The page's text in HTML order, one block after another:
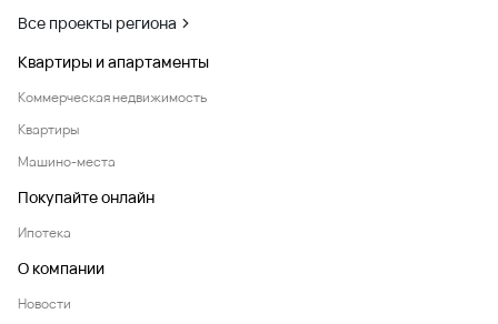
Все проекты региона
Квартиры и апартаменты
Коммерческая недвижимость
Квартиры
Машино-места
Покупайте онлайн
Ипотека
О компании
Новости